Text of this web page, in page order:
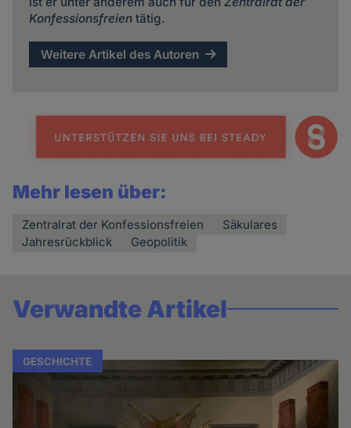
Konfessionsfreientätig.
Weitere Artikel des Autoren
Mehr lesen über:
Zentralrat der Konfessionsfreien
Säkulares
Jahresrückblick
Geopolitik
Verwandte Artikel
GESCHICHTE